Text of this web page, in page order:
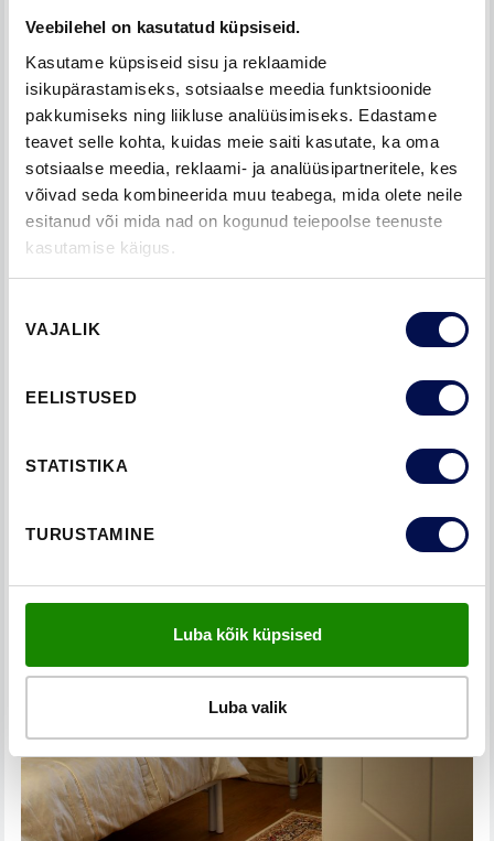
Veebilehel on kasutatud küpsiseid.
Kasutame küpsiseid sisu ja reklaamide
isikupärastamiseks, sotsiaalse meedia funktsioonide
pakkumiseks ning liikluse analüüsimiseks. Edastame
teavet selle kohta, kuidas meie saiti kasutate, ka oma
sotsiaalse meedia, reklaami- ja analüüsipartneritele, kes
võivad seda kombineerida muu teabega, mida olete neile
esitanud või mida nad on kogunud teiepoolse teenuste
kasutamise käigus.
valik
VAJALIK
EELISTUSED
STATISTIKA
TURUSTAMINE
Luba kõik küpsised
Luba valik
VALI ÕIGE LENG JA LÄVEPAKK
Maksimaalse mürasummutustaseme saavutamiseks on
oluline teada, et helikindla siseukse paigaldamiseks on vaja
tihendita lengi, kuna tihend on juba ukselehes olemas. Et
tagada soovitud heliisolatsiooni tase, on samuti vajalik
astmega lävepakk, mis ei jäta ukselehe alla õhuava.